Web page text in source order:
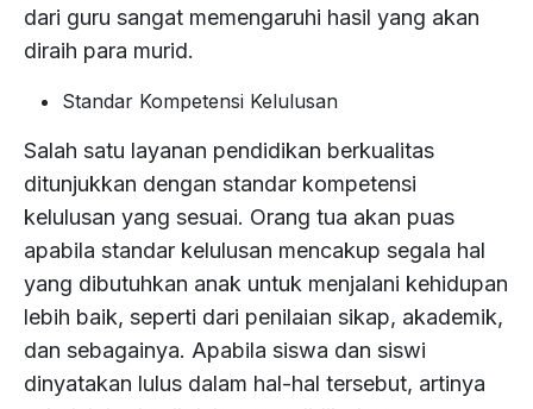
dari guru sangat memengaruhi hasil yang akan
diraih para murid.
Standar Kompetensi Kelulusan
Salah satu layanan pendidikan berkualitas
ditunjukkan dengan standar kompetensi
kelulusan yang sesuai. Orang tua akan puas
apabila standar kelulusan mencakup segala hal
yang dibutuhkan anak untuk menjalani kehidupan
lebih baik, seperti dari penilaian sikap, akademik,
dan sebagainya. Apabila siswa dan siswi
dinyatakan lulus dalam hal-hal tersebut, artinya